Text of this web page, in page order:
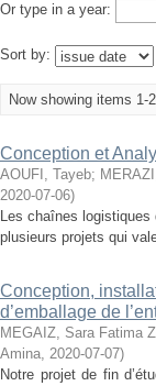
Or type in a year:
Sort by:
Now showing items 1-
Conception et
AOUFI, Tayeb;
2020-07-06)
Les chaînes logistiques
plusieurs projets qui
Conception,
d’emballage de
MEGAIZ, Sara Fatima
Amina, 2020-07-07)
Notre projet de fin